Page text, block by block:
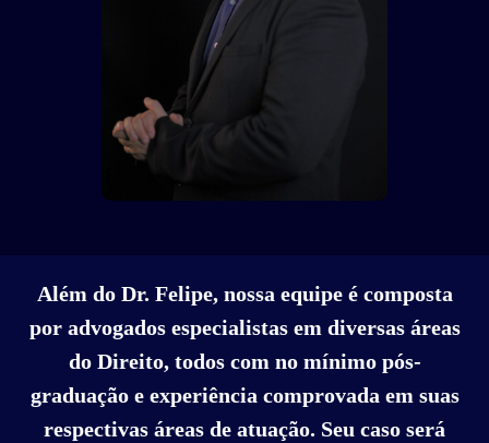
Além do Dr. Felipe, nossa equipe é composta
por advogados especialistas em diversas áreas
do Direito, todos com no mínimo pós-
graduação e experiência comprovada em suas
respectivas áreas de atuação. Seu caso será